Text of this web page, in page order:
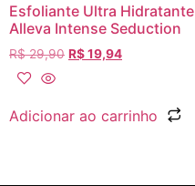
Esfoliante Ultra Hidratante
Alleva Intense Seduction
R$29,90 R$19,94
Adicionar ao carrinho